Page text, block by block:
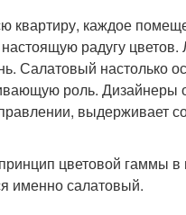
каждое
радугу
Салатовый настолько
роль. Дизайнеры
выдерживает
цветовой гаммы в
именно салатовый.